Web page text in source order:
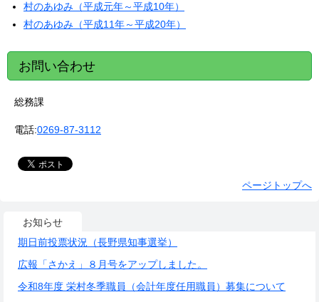
村のあゆみ（平成元年～平成10年）
村のあゆみ（平成11年～平成20年）
お問い合わせ
総務課
電話:0269-87-3112
ページトップへ
お知らせ
期日前投票状況（長野県知事選挙）
広報「さかえ」８月号をアップしました。
令和8年度 栄村冬季職員（会計年度任用職員）募集について